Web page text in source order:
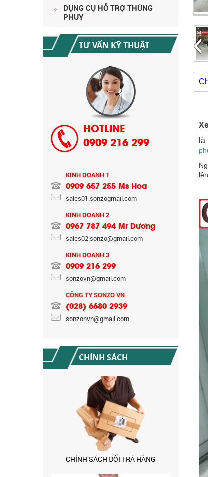
DỤNG CỤ HỖ TRỢ THÙNG
PHUY
TƯ VẤN KỸ THUẬT
HOTLINE
0909 216 299
KINH DOANH 1
0909 657 255 Ms Hoa
sales01.sonzogmail.com
KINH DOANH 2
0967 787 494 Mr Dương
sales02.sonzo@gmail.com
KINH DOANH 3
0909 216 299
sonzovn@gmail.com
CÔNG TY SONZO VN
(028) 6680 2939
sonzonvn@gmail.com
CHÍNH SÁCH
HƯỚNG DẪN THANH TOÁN MUA
HÀNG
CHÍNH SÁCH GIAO HÀNG CÔNG TY
CHÍNH SÁCH ĐỔI TRẢ HÀNG